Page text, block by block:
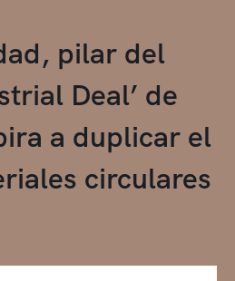
pilar del
Deal’ de
a duplicar el
circulares